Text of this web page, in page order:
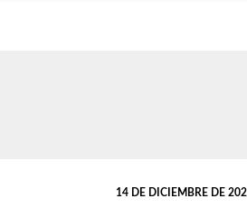
14 DE DICIEMBRE DE